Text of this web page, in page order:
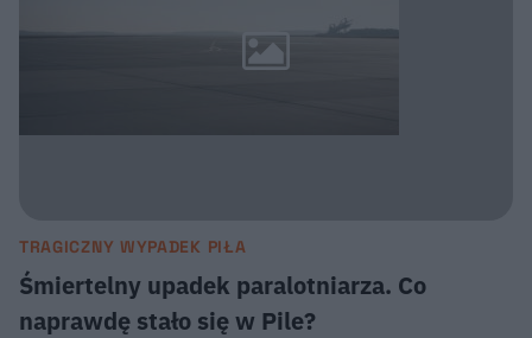
TRAGICZNY WYPADEK PIŁA
Śmiertelny upadek paralotniarza. Co
naprawdę stało się w Pile?